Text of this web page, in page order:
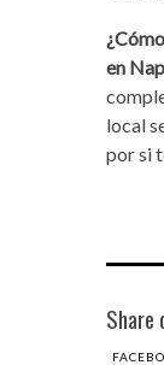
en
local
por si
Share